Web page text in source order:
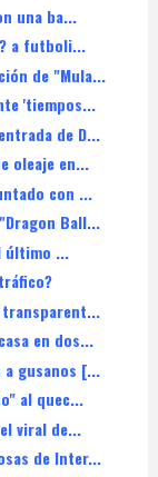
una ba...
a futboli...
de "Mula...
'tiempos...
de D...
oleaje en...
con ...
Ball...
último ...
transparent...
en dos...
a gusanos [...
al quec...
viral de...
de Inter...